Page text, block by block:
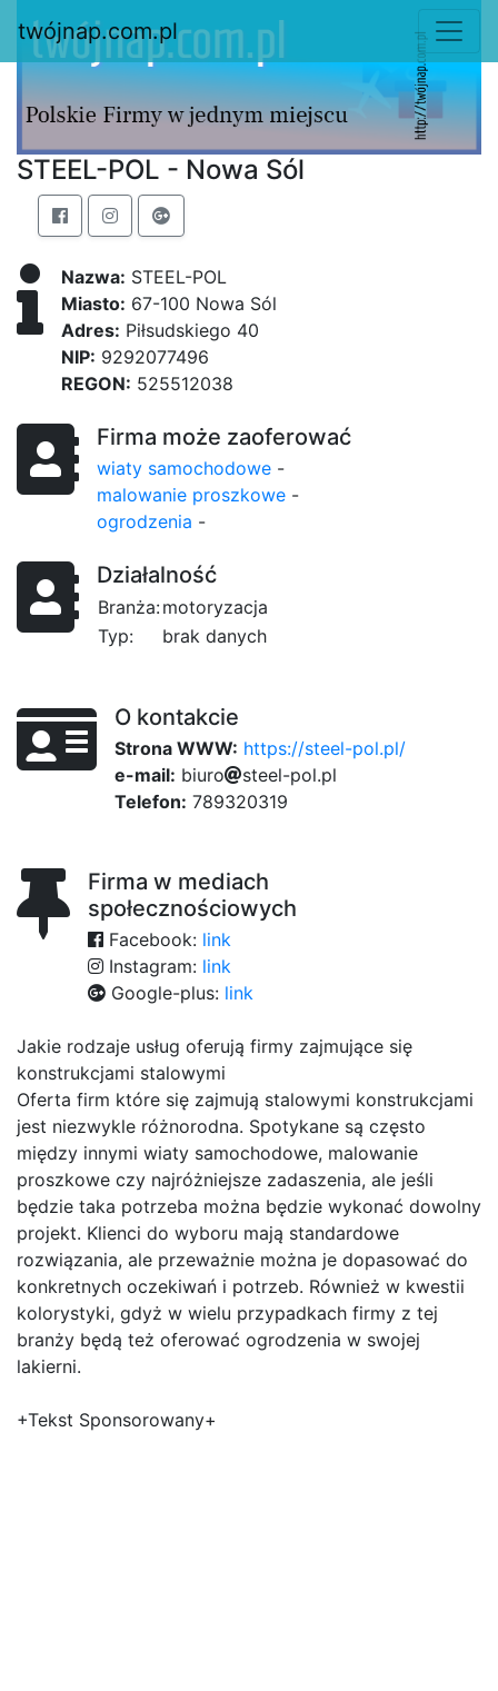
twójnap.com.pl
STEEL-POL - Nowa Sól
Nazwa: STEEL-POL
Miasto: 67-100 Nowa Sól
Adres: Piłsudskiego 40
NIP: 9292077496
REGON: 525512038
Firma może zaoferować
wiaty samochodowe -
malowanie proszkowe -
ogrodzenia -
Działalność
Branża:motoryzacja
Typ:
brak danych
O kontakcie
Strona WWW: https://steel-pol.pl/
e-mail: biur6d
o steel-pole
.9f1
pl
Telefon: 789320319
Firma w mediach
społecznościowych
Facebook: link
Instagram: link
Google-plus: link
Jakie rodzaje usług oferują firmy zajmujące się
konstrukcjami stalowymi
Oferta firm które się zajmują stalowymi konstrukcjami
jest niezwykle różnorodna. Spotykane są często
między innymi wiaty samochodowe, malowanie
proszkowe czy najróżniejsze zadaszenia, ale jeśli
będzie taka potrzeba można będzie wykonać dowolny
projekt. Klienci do wyboru mają standardowe
rozwiązania, ale przeważnie można je dopasować do
konkretnych oczekiwań i potrzeb. Również w kwestii
kolorystyki, gdyż w wielu przypadkach firmy z tej
branży będą też oferować ogrodzenia w swojej
lakierni.
+Tekst Sponsorowany+